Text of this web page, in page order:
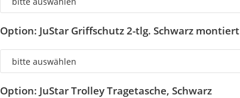
Option: JuStar Griffschutz 2-tlg. Schwarz montiert
Option: JuStar Trolley Tragetasche, Schwarz